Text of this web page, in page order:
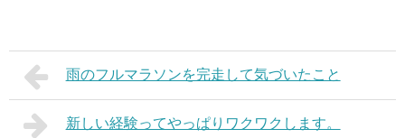
雨のフルマラソンを完走して気づいたこと
新しい経験ってやっぱりワクワクします。